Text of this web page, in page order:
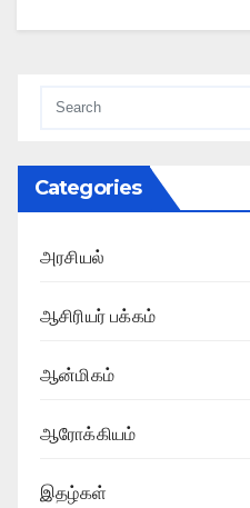
Categories
அரசியல்
ஆசிரியர் பக்கம்
ஆன்மிகம்
ஆரோக்கியம்
இதழ்கள்